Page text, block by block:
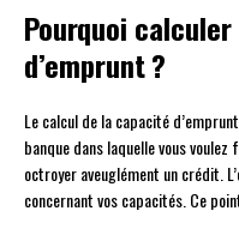
Pourquoi
d’emprunt ?
Le calcul de la capacité
banque dans laquelle vous
octroyer aveuglément un crédit.
concernant vos capacités. Ce